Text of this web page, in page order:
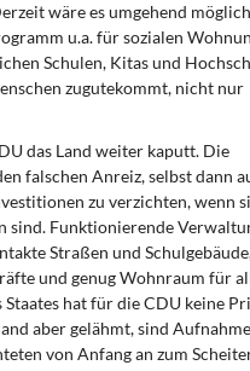
Moderne
Stiftung
wäre es umgehend
u.a. für sozialen
Schulen, Kitas und
zugutekommt, nicht nur
das Land weiter kaputt. Die
falschen Anreiz, selbst dann
zu verzichten, wenn
sind. Funktionierende
Straßen und
und genug Wohnraum für
Staates hat für die CDU keine
aber gelähmt, sind
von Anfang an zum